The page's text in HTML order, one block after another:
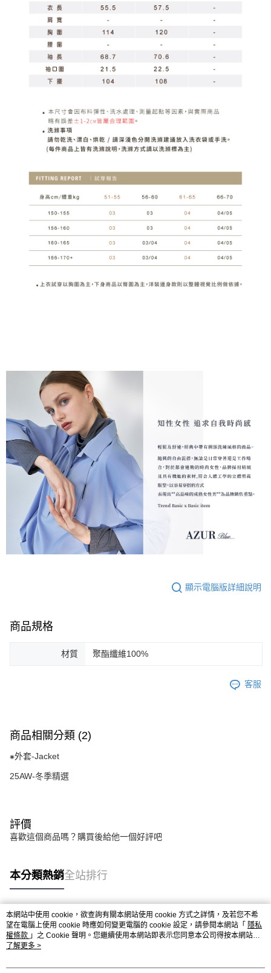
顯示電腦版詳細說明
商品規格
材質 聚酯纖維100%
客服
商品相關分類 (2)
⁕外套-Jacket
25AW-冬季精選
評價
喜歡這個商品嗎？購買後給他一個好評吧
本分類熱銷全站排行
熱門標籤
本網站中使用 cookie，欲查詢有關本網站使用 cookie 方式之詳情，及若您不希
望在電腦上使用 cookie 時應如何變更電腦的 cookie 設定，請參閱本網站「 隱私
權條款 」之 Cookie 聲明。您繼續使用本網站即表示您同意本公司得按本網站使
用條款之 Cookie 聲明使用 cookie。
了解更多 >